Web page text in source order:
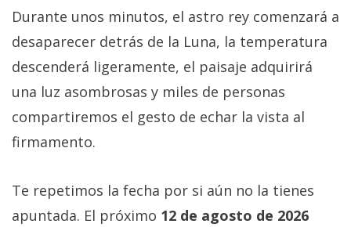
Durante unos minutos, el astro rey comenzará a
desaparecer detrás de la Luna, la temperatura
descenderá ligeramente, el paisaje adquirirá
una luz asombrosas y miles de personas
compartiremos el gesto de echar la vista al
firmamento.
Te repetimos la fecha por si aún no la tienes
apuntada. El próximo 12 de agosto de 2026